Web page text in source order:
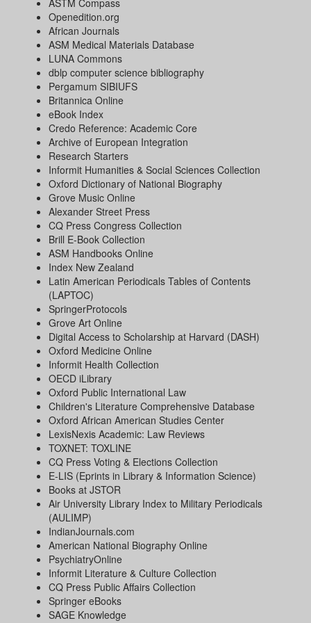
ASTM Compass
Openedition.org
African Journals
ASM Medical Materials Database
LUNA Commons
dblp computer science bibliography
Pergamum SIBIUFS
Britannica Online
eBook Index
Credo Reference: Academic Core
Archive of European Integration
Research Starters
Informit Humanities & Social Sciences Collection
Oxford Dictionary of National Biography
Grove Music Online
Alexander Street Press
CQ Press Congress Collection
Brill E-Book Collection
ASM Handbooks Online
Index New Zealand
Latin American Periodicals Tables of Contents
(LAPTOC)
SpringerProtocols
Grove Art Online
Digital Access to Scholarship at Harvard (DASH)
Oxford Medicine Online
Informit Health Collection
OECD iLibrary
Oxford Public International Law
Children's Literature Comprehensive Database
Oxford African American Studies Center
LexisNexis Academic: Law Reviews
TOXNET: TOXLINE
CQ Press Voting & Elections Collection
E-LIS (Eprints in Library & Information Science)
Books at JSTOR
Air University Library Index to Military Periodicals
(AULIMP)
IndianJournals.com
American National Biography Online
PsychiatryOnline
Informit Literature & Culture Collection
CQ Press Public Affairs Collection
Springer eBooks
SAGE Knowledge